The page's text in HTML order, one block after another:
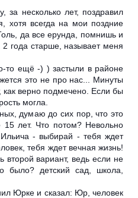
за несколько лет, поздравил
хотя всегда на мои поздние
да все ерунда, помнишь и
2 года старше, называет меня
то ещё -) ) застыли в районе
это не про нас... Минуты
как верно подмечено. Если бы
могла.
думаю до сих пор, что это
лет. Что потом? Невольно
- выбирай - тебя ждет
тебя ждет вечная жизнь!
вариант, ведь если не
было? детский сад, школа,
Юрке и сказал: Юр, человек